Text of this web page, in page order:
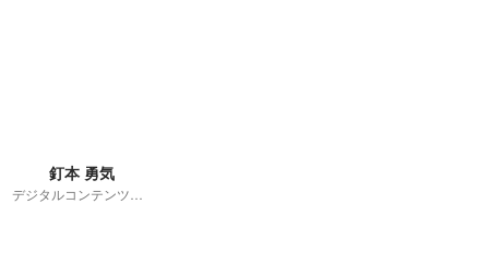
釘本 勇気